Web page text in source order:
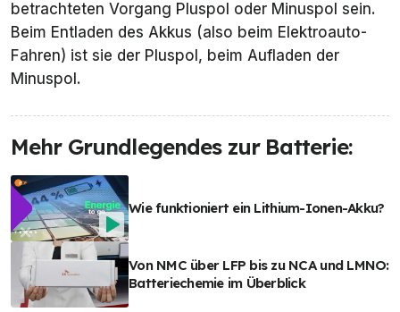
betrachteten Vorgang Pluspol oder Minuspol sein.
Beim Entladen des Akkus (also beim Elektroauto-
Fahren) ist sie der Pluspol, beim Aufladen der
Minuspol.
Mehr Grundlegendes zur Batterie:
Wie funktioniert ein Lithium-Ionen-Akku?
Von NMC über LFP bis zu NCA und LMNO:
Batteriechemie im Überblick